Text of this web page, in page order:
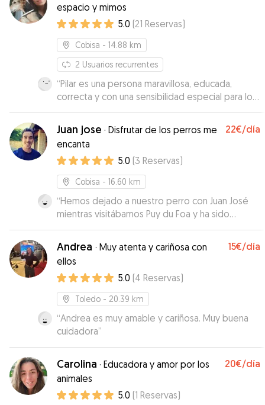
espacio y mimos
5.0 (21 Reservas)
Cobisa - 14.88 km
2 Usuarios recurrentes
“Pilar es una persona maravillosa, educada,
correcta y con una sensibilidad especial para los
perros. Con disponibilidad absoluta y, siempre,
con ánimo de ayudar y resolver cualquier
problema que te pudiera surgir. Teníamos
muchos miedos, pues nunca habíamos dejado
nuestros perros, (Chico y Wasabi), con nadie,
pero esos temores han quedado más que
resueltos. La han cogido un cariño especial lo
cual demostraron durante la despedida. Nos
temíamos la vuelta con unos perros nerviosos y
con ansiedad, debido a la separación. No
solamente no ha ocurrido esto sino que se les
nota relajados y felices. Pilar es una gran
cuidadora, con dedicación, comportamiento
exquisito y entregada a nuestros amigos los
perros, igual que Alex, su pareja. La recomiendo
al máximo.”
Juan jose · Disfrutar de los perros me
encanta
22€/día
5.0 (3 Reservas)
Cobisa - 16.60 km
“Hemos dejado a nuestro perro con Juan José
mientras visitábamos Puy du Foa y ha sido
perfecto. Siempre ha contestado a nuestras
dudas enseguida y mientras Bruce ha estado
con él y con su pareja, nos ha mandado fotos y
vídeos. Bruce se lo ha pasado genial con ellos y
con sus perritos. Repetiría sin duda.
Andrea · Muy atenta y cariñosa con
ellos
15€/día
5.0 (4 Reservas)
Toledo - 20.39 km
“Andrea es muy amable y cariñosa. Muy buena
cuidadora”
Carolina · Educadora y amor por los
animales
20€/día
5.0 (1 Reservas)